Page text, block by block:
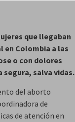
que llegaban
en Colombia a las
o con dolores
salva vidas.
del aborto
de
de atención en